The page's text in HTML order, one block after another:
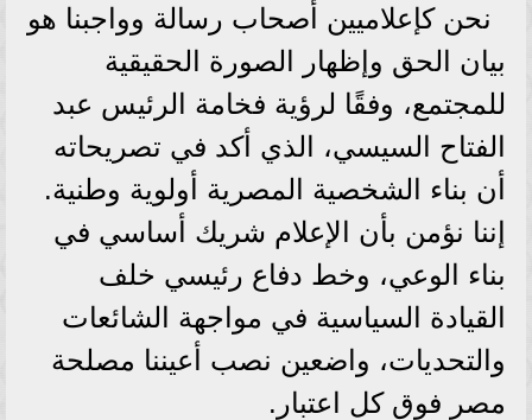
نحن كإعلاميين أصحاب رسالة وواجبنا هو
بيان الحق وإظهار الصورة الحقيقية
للمجتمع، وفقًا لرؤية فخامة الرئيس عبد
الفتاح السيسي، الذي أكد في تصريحاته
أن بناء الشخصية المصرية أولوية وطنية.
إننا نؤمن بأن الإعلام شريك أساسي في
بناء الوعي، وخط دفاع رئيسي خلف
القيادة السياسية في مواجهة الشائعات
والتحديات، واضعين نصب أعيننا مصلحة
مصر فوق كل اعتبار.